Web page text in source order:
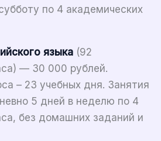
по 4 академических
языка (92
— 30 000 рублей.
– 23 учебных дня. Занятия
5 дней в неделю по 4
без домашних заданий и